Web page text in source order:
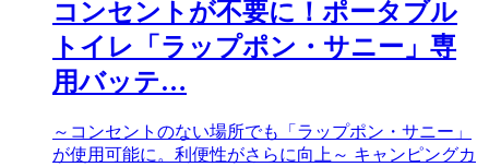
コンセントが不要に！ポータブル
トイレ「ラップポン・サニー」専
用バッテ…
～コンセントのない場所でも「ラップポン・サニー」
が使用可能に。利便性がさらに向上～ キャンピングカ